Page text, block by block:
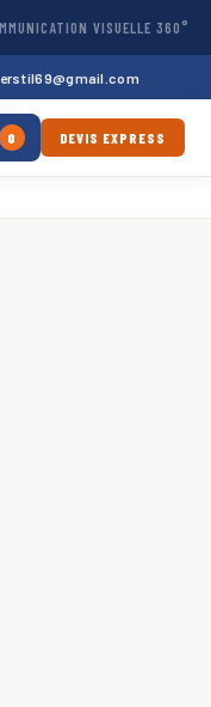
VISUELLE 360°
0 DEVIS EXPRESS